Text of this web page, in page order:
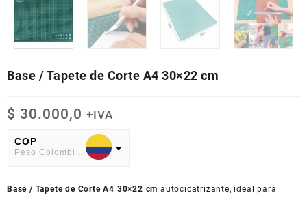
Base / Tapete de Corte A4 30×22 cm
$ 30.000,0 +IVA
COP
Peso Colombiano
American Dollar
Base / Tapete de Corte A4 30×22 cm autocicatrizante, ideal para